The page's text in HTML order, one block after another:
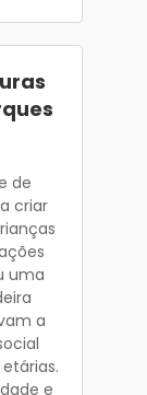
de
criar
uma
a
e